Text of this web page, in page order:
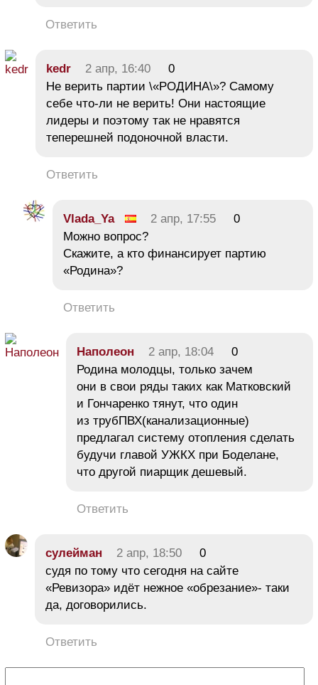
Ответить
kedr 2 апр, 16:40
0
Не верить партии \«РОДИНА\»? Самому
себе что-ли не верить! Они настоящие
лидеры и поэтому так не нравятся
теперешней подоночной власти.
Ответить
Vlada_Ya 2 апр, 17:55
0
Можно вопрос?
Скажите, а кто финансирует партию
«Родина»?
Ответить
Наполеон 2 апр, 18:04
0
Родина молодцы, только зачем
они в свои ряды таких как Матковский
и Гончаренко тянут, что один
из трубПВХ(канализационные)
предлагал систему отопления сделать
будучи главой УЖКХ при Боделане,
что другой пиарщик дешевый.
Ответить
сулейман 2 апр, 18:50
0
судя по тому что сегодня на сайте
«Ревизора» идёт нежное «обрезание»- таки
да, договорились.
Ответить